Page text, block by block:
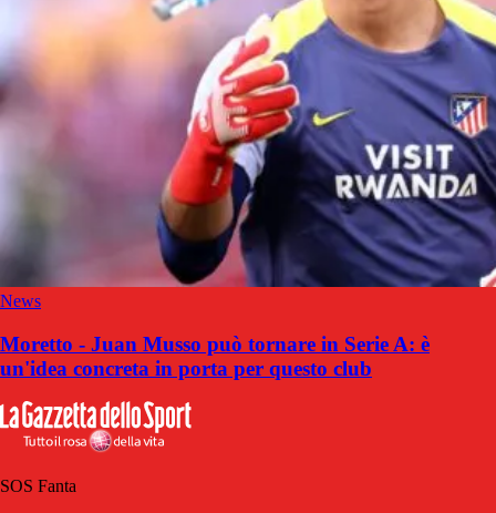
News
Moretto - Juan Musso può tornare in Serie A: è
un'idea concreta in porta per questo club
SOS Fanta